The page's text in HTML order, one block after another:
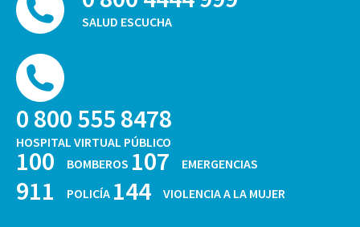
SALUD ESCUCHA
0 800 555 8478
HOSPITAL VIRTUAL PÚBLICO
100 BOMBEROS 107 EMERGENCIAS
911 POLICÍA 144 VIOLENCIA A LA MUJER